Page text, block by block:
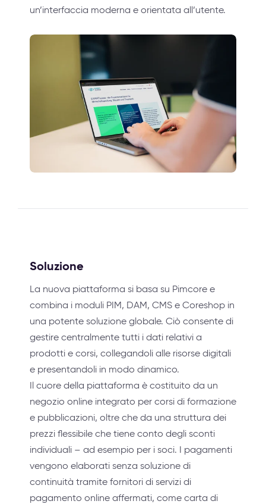
un’interfaccia moderna e orientata all’utente.
Soluzione
La nuova piattaforma si basa su Pimcore e
combina i moduli PIM, DAM, CMS e Coreshop in
una potente soluzione globale. Ciò consente di
gestire centralmente tutti i dati relativi a
prodotti e corsi, collegandoli alle risorse digitali
e presentandoli in modo dinamico.
Il cuore della piattaforma è costituito da un
negozio online integrato per corsi di formazione
e pubblicazioni, oltre che da una struttura dei
prezzi flessibile che tiene conto degli sconti
individuali – ad esempio per i soci. I pagamenti
vengono elaborati senza soluzione di
continuità tramite fornitori di servizi di
pagamento online affermati, come carta di